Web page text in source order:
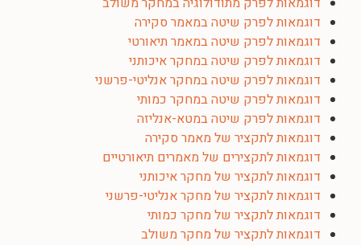
דוגמאות לפרק שיטה במאמר סקירה
דוגמאות לפרק שיטה במאמר תיאורטי
דוגמאות לפרק שיטה במחקר איכותני
דוגמאות לפרק שיטה במחקר אנליטי-פרשני
דוגמאות לפרק שיטה במחקר כמותי
דוגמאות לפרק שיטה במטא-אנליזה
דוגמאות לתקציר של מאמר סקירה
דוגמאות לתקצירים של מאמרים תיאורטיים
דוגמאות לתקציר של מחקר איכותני
דוגמאות לתקציר של מחקר אנליטי-פרשני
דוגמאות לתקציר של מחקר כמותי
דוגמאות לתקציר של מחקר משולב